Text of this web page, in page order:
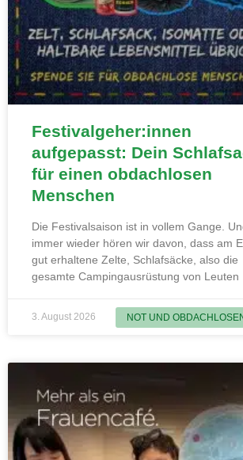
NOT UND
Festivalgeher:innen
aufgepasst: Dein
für einen obdachlosen
Menschen
Die Festivalsaison ist in vollem Gange.
immer wieder hören wir davon, dass am
gut erhaltene Zelte, Schlafsäcke, also die
gesamte Campingausrüstung von Leuten
3. August 2026